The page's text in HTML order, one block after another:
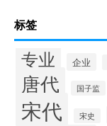
标签
专业 企业
唐代 国子监
宋代 宋史